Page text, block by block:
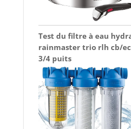
Test du filtre à eau
rainmaster trio rlh cb/ec
3/4 puits